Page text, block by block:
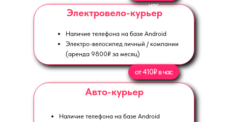
Авто-курьер
Наличие телефона на базе Android
Электровело-курьер
Наличие телефона на базе Android
Электро-велосипед личный / компании
(аренда 9800₽ за месяц)
час
от 410₽ в час